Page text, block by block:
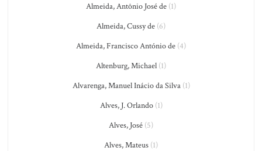
Almeida, Antônio José de (1)
Almeida, Cussy de (6)
Almeida, Francisco António de (4)
Altenburg, Michael (1)
Alvarenga, Manuel Inácio da Silva(1)
Alves, J. Orlando(1)
Alves, José (5)
Alves, Mateus (1)